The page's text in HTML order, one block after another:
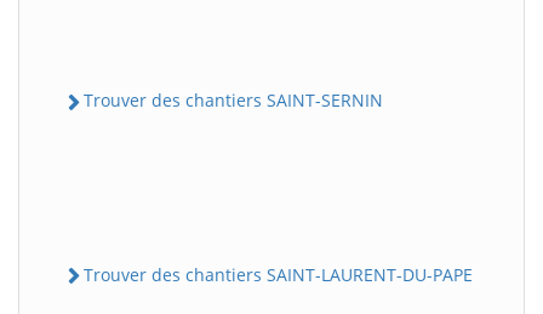
Trouver des chantiers SAINT-SERNIN
Trouver des chantiers SAINT-LAURENT-DU-PAPE